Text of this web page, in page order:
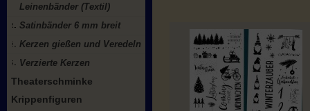
Leinenbänder (Textil)
Satinbänder 6 mm breit
Kerzen gießen und Veredeln
Verzierte Kerzen
Theaterschminke
Krippenfiguren